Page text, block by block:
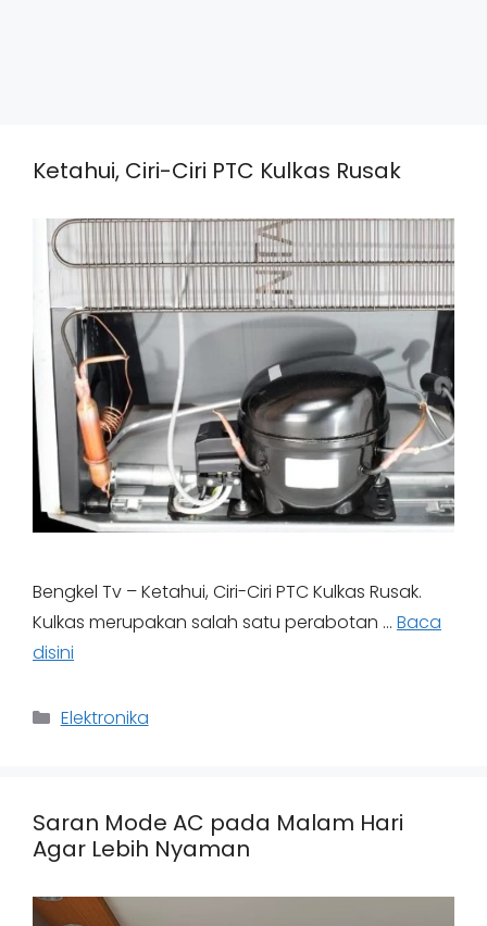
Ketahui, Ciri-Ciri PTC Kulkas Rusak
Bengkel Tv – Ketahui, Ciri-Ciri PTC Kulkas Rusak.
Kulkas merupakan salah satu perabotan … Baca
disini
Categories
Elektronika
Saran Mode AC pada Malam Hari
Agar Lebih Nyaman